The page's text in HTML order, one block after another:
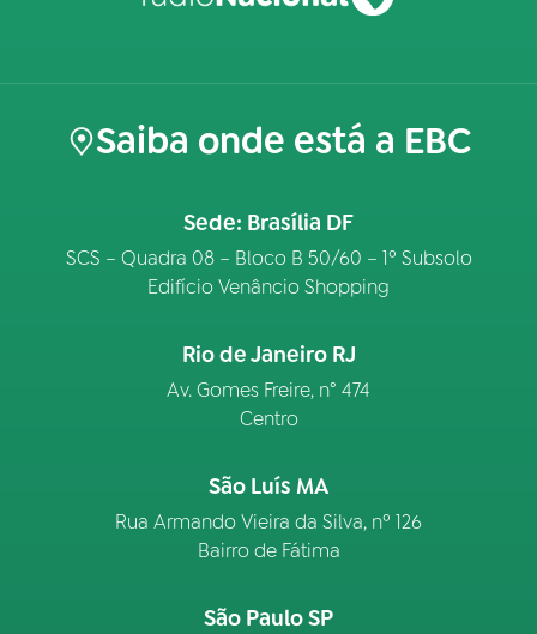
Saiba onde está a EBC
Sede: Brasília DF
SCS – Quadra 08 – Bloco B 50/60 – 1º Subsolo
Edifício Venâncio Shopping
Rio de Janeiro RJ
Av. Gomes Freire, n° 474
Centro
São Luís MA
Rua Armando Vieira da Silva, nº 126
Bairro de Fátima
São Paulo SP